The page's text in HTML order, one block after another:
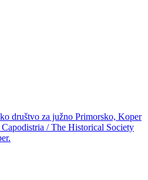
društvo za južno Primorsko, Koper
/ The Historical Society